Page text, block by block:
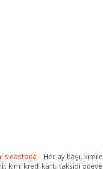
sieastada - Her ay başı,
kimi kredi kartı taksidi